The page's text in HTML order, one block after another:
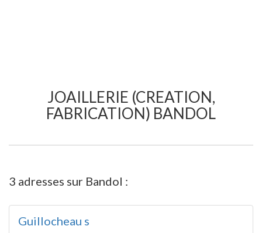
JOAILLERIE (CREATION,
FABRICATION) BANDOL
3 adresses sur Bandol :
Guillocheau s